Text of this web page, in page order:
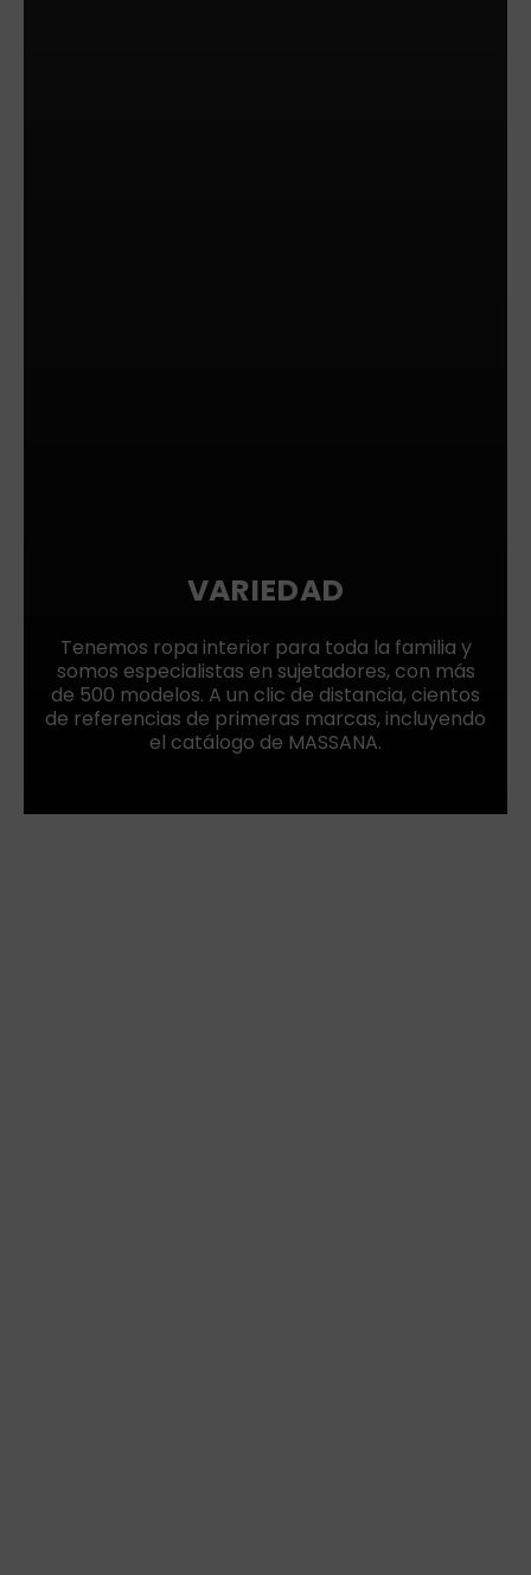
VARIEDAD
Tenemos ropa interior para toda la familia y
somos especialistas en sujetadores, con más
de 500 modelos. A un clic de distancia, cientos
de referencias de primeras marcas, incluyendo
el catálogo de MASSANA.